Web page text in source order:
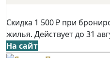
Скидка 1 500 ₽ при
жилья. Действует до 31
На сайт